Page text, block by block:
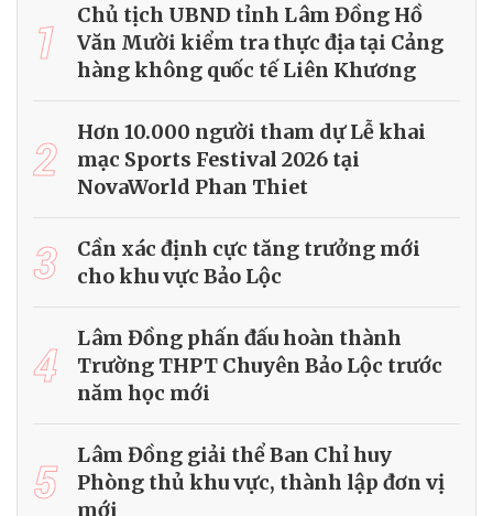
1
Chủ tịch UBND tỉnh Lâm Đồng Hồ
Văn Mười kiểm tra thực địa tại Cảng
hàng không quốc tế Liên Khương
2
Hơn 10.000 người tham dự Lễ khai
mạc Sports Festival 2026 tại
NovaWorld Phan Thiet
3
Cần xác định cực tăng trưởng mới
cho khu vực Bảo Lộc
4
Lâm Đồng phấn đấu hoàn thành
Trường THPT Chuyên Bảo Lộc trước
năm học mới
5
Lâm Đồng giải thể Ban Chỉ huy
Phòng thủ khu vực, thành lập đơn vị
mới